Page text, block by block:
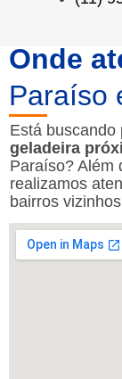
Onde
Paraíso
Está buscando
geladeira
Paraíso? Além
realizamos
bairros